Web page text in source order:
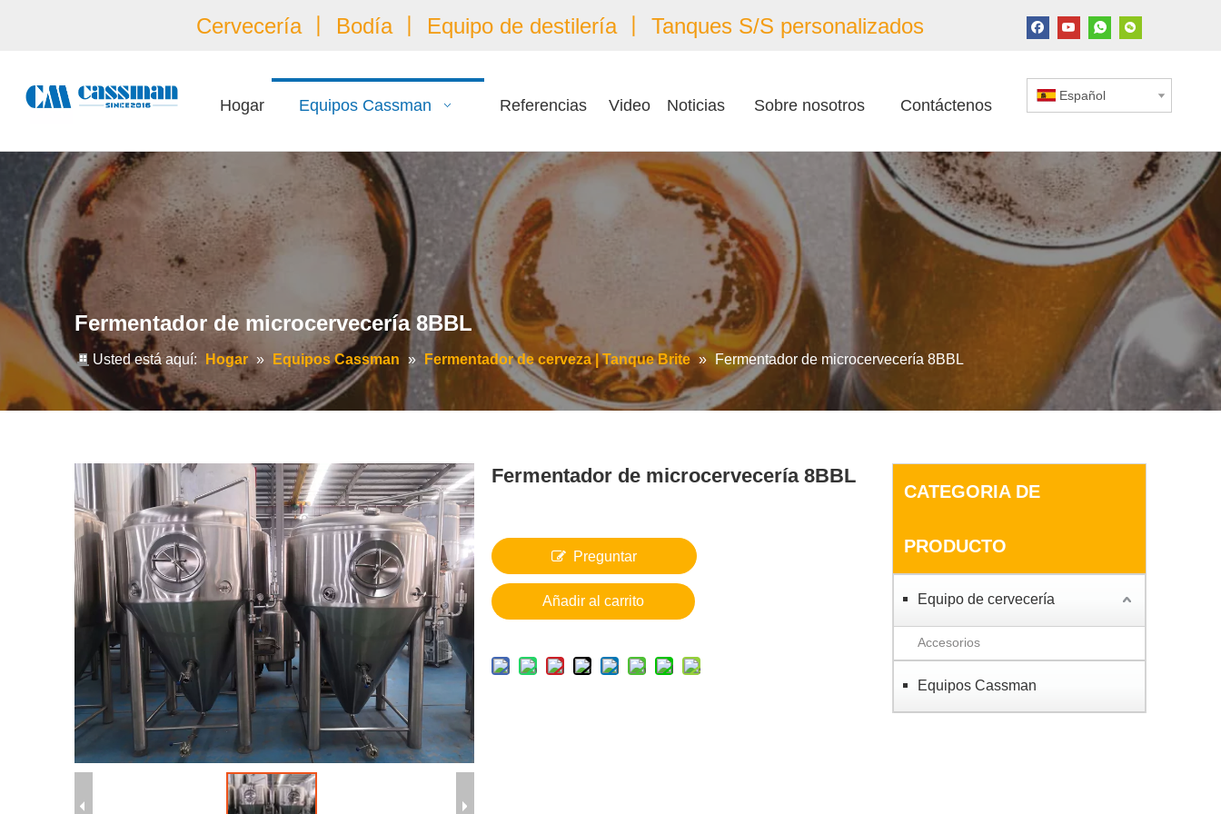
Cervecería 丨 Bodía 丨 Equipo de destilería 丨 Tanques S/S personalizados
Hogar Equipos Cassman Referencias Video Noticias Sobre nosotros Contáctenos
Español
Fermentador de microcervecería 8BBL
Usted está aquí: Hogar » Equipos Cassman » Fermentador de cerveza | Tanque Brite » Fermentador de microcervecería 8BBL
Fermentador de microcervecería 8BBL
Preguntar
Añadir al carrito
CATEGORIA DE
PRODUCTO
Equipo de cervecería
Accesorios
Equipos Cassman